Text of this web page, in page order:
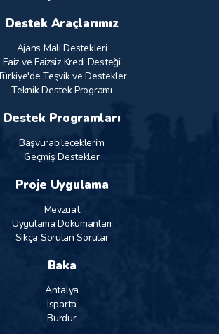
Destek Araçlarımız
Ajans Mali Destekleri
Faiz ve Faizsiz Kredi Desteği
Teşvik ve Destekler
Teknik Destek Programı
Destek Programları
Başvurabileceklerim
Geçmiş Destekler
Proje Uygulama
Mevzuat
Uygulama Dokümanları
Sıkça Sorulan Sorular
Baka
Antalya
Isparta
Burdur